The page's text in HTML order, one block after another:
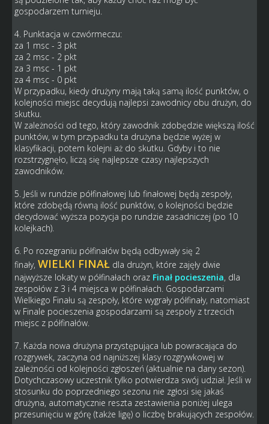
gospodarzem turnieju.
4. Punktacja w czwórmeczu:
za 1 msc - 3 pkt
za 2 msc - 2 pkt
za 3 msc - 1 pkt
za 4 msc - 0 pkt
W przypadku, kiedy drużyny mają taką samą ilość punktów, o
kolejności miejsc decydują najlepsi zawodnicy obu drużyn, do
skutku.
W zależności od tego, który zawodnik zdobędzie większą ilość
punktów, w tym przypadku ta drużyna będzie wyżej w
klasyfikacji, potem kolejni aż do skutku. Gdyby i to nie
rozstrzygnęło, liczą się najlepsze czasy najlepszych
zawodników.
5. Jeśli w rundzie półfinałowej lub finałowej będą zespoły,
które zdobędą równą ilość punktów, o kolejności będzie
decydować wyższa pozycja po rundzie zasadniczej (po 10
kolejkach).
6. Po rozegraniu półfinałów będą odbywały się 2
finały, WIELKI FINAŁdla drużyn, które zajęły dwie
najwyższe lokaty w półfinałach oraz Finał pocieszenia, dla
zespołów z 3 i 4 miejsca w półfinałach. Gospodarzami
Wielkiego Finału są zespoły, które wygrały półfinały, natomiast
w Finale pocieszenia gospodarzami są zespoły z trzecich
miejsc z półfinałów.
7. Każda nowa drużyna przystępująca lub powracająca do
rozgrywek, zaczyna od najniższej klasy rozgrywkowej w
zależności od kolejności zgłoszeń (aktualnie na dany sezon).
Dotychczasowy uczestnik tylko potwierdza swój udział. Jeśli w
stosunku do poprzedniego sezonu nie zgłosi się jakaś
drużyna, automatycznie reszta zestawienia poniżej ulega
przesunięciu w górę (także ligę) o liczbę brakujących zespołów.